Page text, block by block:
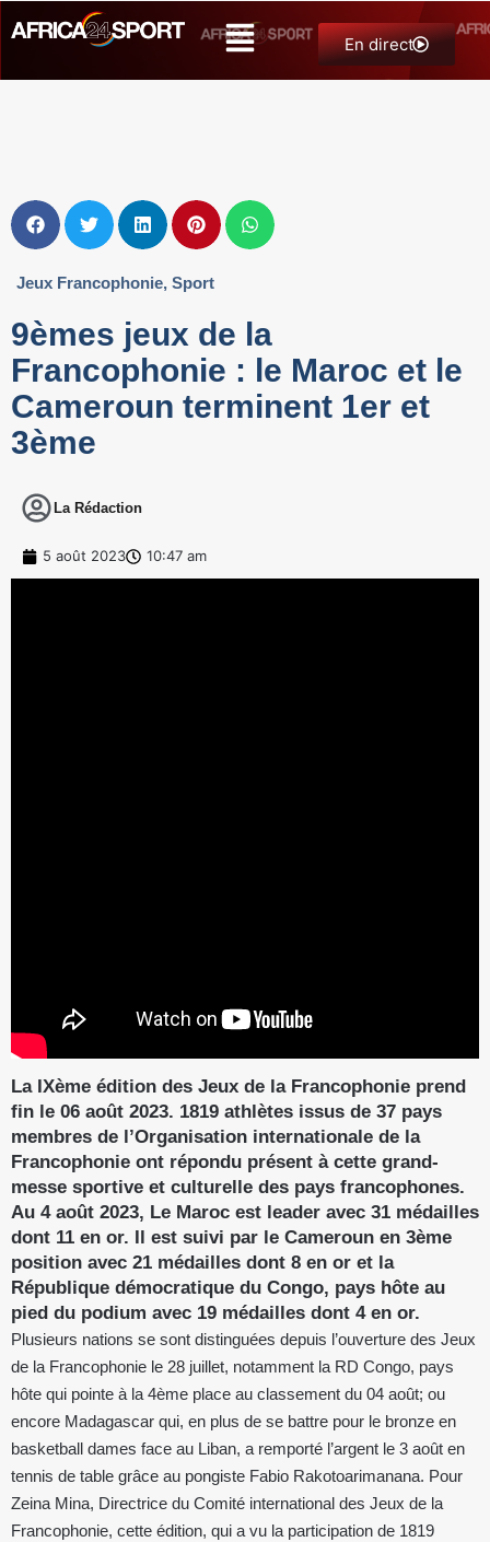
En direct
Jeux Francophonie, Sport
9èmes jeux de la
Francophonie : le Maroc et le
Cameroun terminent 1er et
3ème
La Rédaction
5 août 2023 10:47 am
La IXème édition des Jeux de la Francophonie prend
fin le 06 août 2023. 1819 athlètes issus de 37 pays
membres de l’Organisation internationale de la
Francophonie ont répondu présent à cette grand-
messe sportive et culturelle des pays francophones.
Au 4 août 2023, Le Maroc est leader avec 31 médailles
dont 11 en or. Il est suivi par le Cameroun en 3ème
position avec 21 médailles dont 8 en or et la
République démocratique du Congo, pays hôte au
pied du podium avec 19 médailles dont 4 en or.
Plusieurs nations se sont distinguées depuis l’ouverture des Jeux
de la Francophonie le 28 juillet, notamment la RD Congo, pays
hôte qui pointe à la 4ème place au classement du 04 août; ou
encore Madagascar qui, en plus de se battre pour le bronze en
basketball dames face au Liban, a remporté l’argent le 3 août en
tennis de table grâce au pongiste Fabio Rakotoarimanana. Pour
Zeina Mina, Directrice du Comité international des Jeux de la
Francophonie, cette édition, qui a vu la participation de 1819